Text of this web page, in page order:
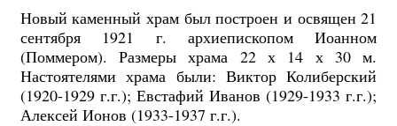
Новый каменный храм был построен и освящен 21
сентября 1921 г. архиепископом Иоанном
(Поммером). Размеры храма 22 х 14 х 30 м.
Настоятелями храма были: Виктор Колиберский
(1920-1929 г.г.); Евстафий Иванов (1929-1933 г.г.);
Алексей Ионов (1933-1937 г.г.).